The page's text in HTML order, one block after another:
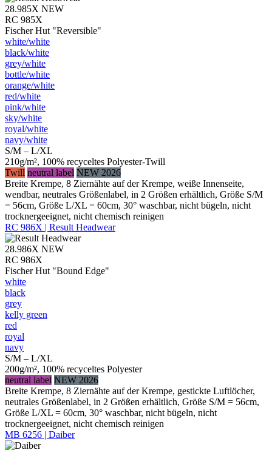
28.985X NEW
RC 985X
Fischer Hut "Reversible"
white/​white
black/​white
grey/​white
bottle/​white
orange/​white
red/​white
pink/​white
sky/​white
royal/​white
navy/​white
S/M – L/XL
210g/m², 100% recyceltes Polyester-Twill
Twill neutral label NEW 2026
Breite Krempe, 8 Ziernähte auf der Krempe, weiße Innenseite,
wendbar, neutrales Größenlabel, in 2 Größen erhältlich, Größe S/M
= 56cm, Größe L/XL = 60cm, 30° waschbar, nicht bügeln, nicht
trocknergeeignet, nicht chemisch reinigen
RC 986X | Result Headwear
28.986X NEW
RC 986X
Fischer Hut "Bound Edge"
white
black
grey
kelly green
red
royal
navy
S/M – L/XL
200g/m², 100% recyceltes Polyester
neutral label NEW 2026
Breite Krempe, 8 Ziernähte auf der Krempe, gestickte Luftlöcher,
neutrales Größenlabel, in 2 Größen erhältlich, Größe S/M = 56cm,
Größe L/XL = 60cm, 30° waschbar, nicht bügeln, nicht
trocknergeeignet, nicht chemisch reinigen
MB 6256 | Daiber